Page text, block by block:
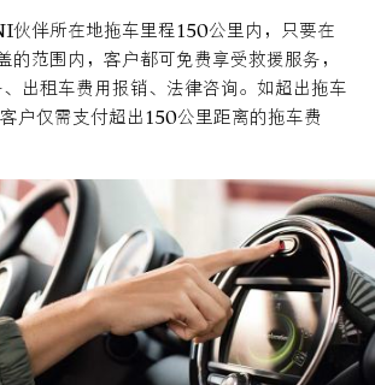
伙伴所在地拖车里程150公里内，只要在
范围内，客户都可免费享受救援服务，
出租车费用报销、法律咨询。如超出拖车
户仅需支付超出150公里距离的拖车费